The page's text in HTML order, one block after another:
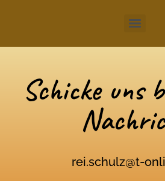
Schicke uns
rei.schulz@t-